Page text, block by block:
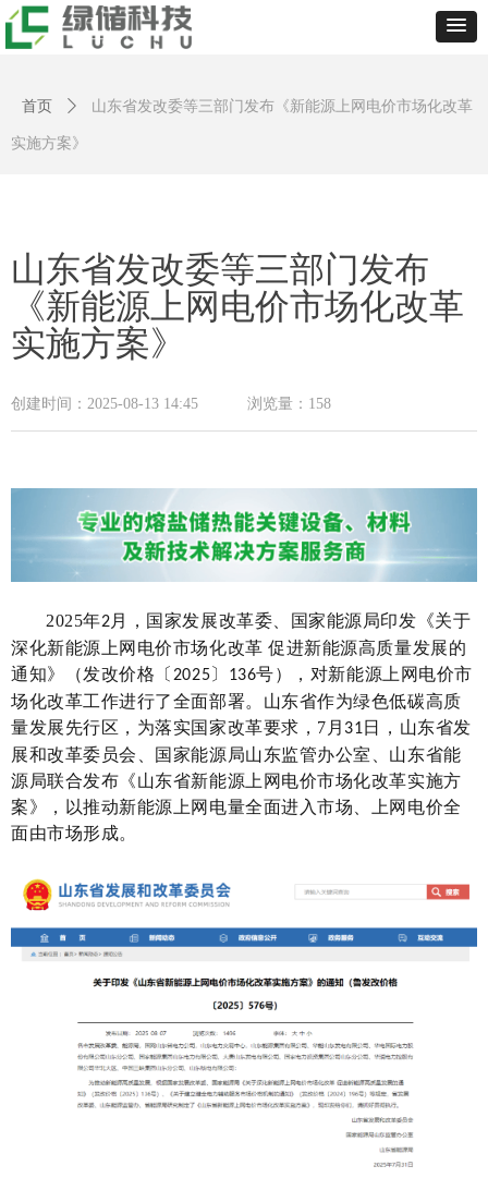
山东省发改委等三部门发布
《新能源上网电价市场化改革
实施方案》
2025年2月，国家发展改革委、国家能源局印发《关于
深化新能源上网电价市场化改革 促进新能源高质量发展的
通知》（发改价格〔 2025〕 136号），对新能源上网电价市
场化改革工作进行了全面部署。山东省作为绿色低碳高质
量发展先行区， 为落实国家改革要求， 7 月 31日， 山东省发
展和改革委员会
国家能源局山东监管办公室
山东省能
源局联合发布 《山东省新能源上网电价市场化改革实施方
案》
， 以推动新能源上网电量全面进入市场、上网电价全
面由市场形成。
创建时间： 2025-08-13 14:45 浏览量： 158
首页 ꄲ 山东省发改委等三部门发布《新能源上网电价市场化改革
实施方案》